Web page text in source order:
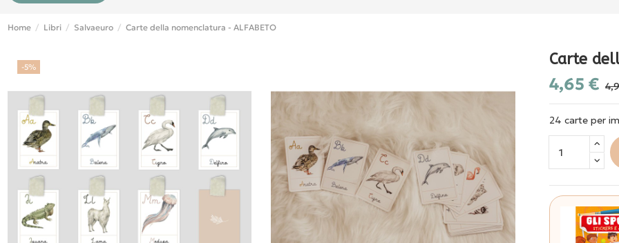
Home Libri Salvaeuro Carte della nomenclatura - ALFABETO
-5% Carte
4,65 €
24 carte per